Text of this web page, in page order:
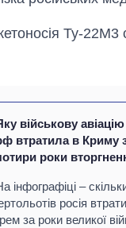
Ту-22М3
військову авіацію
втратила в Криму
роки
інфографіці –
росія
за роки великої